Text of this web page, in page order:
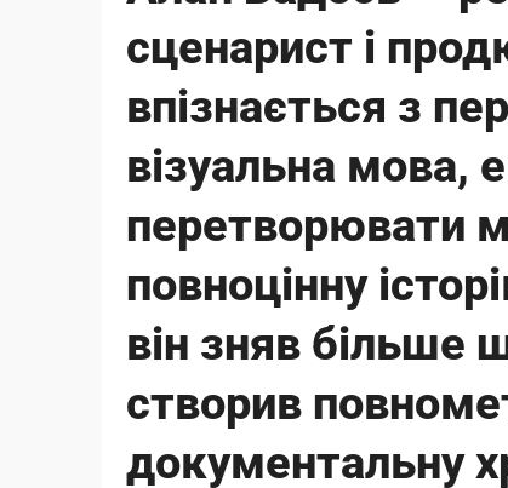
сценарист і
впізнається з
візуальна мова,
перетворювати
повноцінну
він зняв більше
створив
документальну